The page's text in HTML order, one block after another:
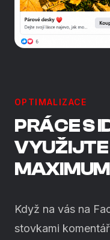
OPTIMALIZACE
PRÁCE S
MAXIMUM
Když na vás na
stovkami